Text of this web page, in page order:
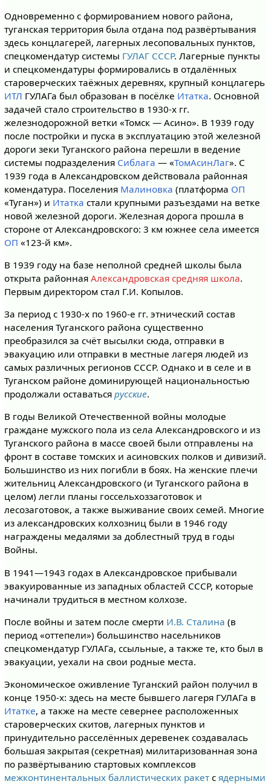
Одновременно с формированием нового района,
туганская территория была отдана под развёртывания
здесь концлагерей, лагерных лесоповальных пунктов,
спецкомендатур системы ГУЛАГ СССР. Лагерные пункты
и спецкомендатуры формировались в отдалённых
староверческих таёжных деревнях, крупный концлагерь
ИТЛ ГУЛАГа был образован в посёлке Итатка. Основной
задачей стало строительство в 1930-х гг.
железнодорожной ветки «Томск — Асино». В 1939 году
после постройки и пуска в эксплуатацию этой железной
дороги зеки Туганского района перешли в ведение
системы подразделения Сиблага — «ТомАсинЛаг». С
1939 года в Александровском действовала районная
комендатура. Поселения Малиновка (платформа ОП
«Туган») и Итатка стали крупными разъездами на ветке
новой железной дороги. Железная дорога прошла в
стороне от Александровского: 3 км южнее села имеется
ОП «123-й км».
В 1939 году на базе неполной средней школы была
открыта районная Александровская средняя школа.
Первым директором стал Г.И. Копылов.
За период с 1930-х по 1960-е гг. этнический состав
населения Туганского района существенно
преобразился за счёт высылки сюда, отправки в
эвакуацию или отправки в местные лагеря людей из
самых различных регионов СССР. Однако и в селе и в
Туганском районе доминирующей национальностью
продолжали оставаться русские.
В годы Великой Отечественной войны молодые
граждане мужского пола из села Александровского и из
Туганского района в массе своей были отправлены на
фронт в составе томских и асиновских полков и дивизий.
Большинство из них погибли в боях. На женские плечи
жительниц Александровского (и Туганского района в
целом) легли планы госсельхоззаготовок и
лесозаготовок, а также выживание своих семей. Многие
из александровских колхозниц были в 1946 году
награждены медалями за доблестный труд в годы
Войны.
В 1941—1943 годах в Александровское прибывали
эвакуированные из западных областей СССР, которые
начинали трудиться в местном колхозе.
После войны и затем после смерти И.В. Сталина (в
период «оттепели») большинство насельников
спецкомендатур ГУЛАГа, ссыльные, а также те, кто был в
эвакуации, уехали на свои родные места.
Экономическое оживление Туганский район получил в
конце 1950-х: здесь на месте бывшего лагеря ГУЛАГа в
Итатке, а также на месте севернее расположенных
староверческих скитов, лагерных пунктов и
принудительно расселённых деревенек создавалась
большая закрытая (секретная) милитаризованная зона
по развёртыванию стартовых комплексов
межконтинентальных баллистических ракетс ядерными